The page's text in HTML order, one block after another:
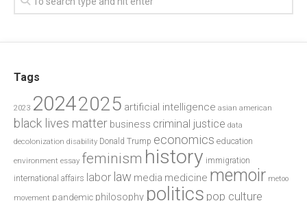
Tags
2023 20242025 artificial intelligence asian american
black lives matter business criminal justice data
decolonization disability Donald Trump economics education
environment essay feminism history immigration
international affairs labor law media medicine memoir metoo
movement pandemic philosophy politics pop culture